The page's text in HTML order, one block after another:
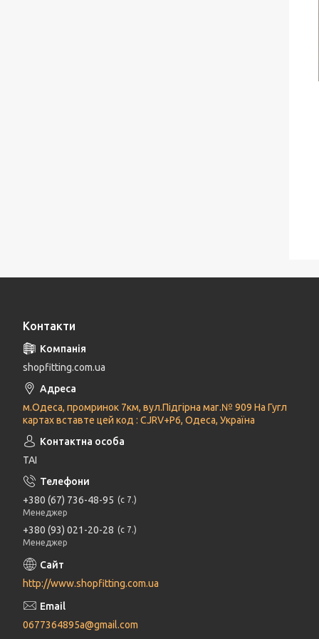
Контакти
shopfitting.com.ua
м.Одеса, промринок 7км, вул.Підгірна маг.№ 909 На Гугл
картах вставте цей код : CJRV+P6, Одеса, Україна
ТАІ
+380 (67) 736-48-95
с 7.
Менеджер
+380 (93) 021-20-28
с 7.
Менеджер
http://www.shopfitting.com.ua
0677364895a@gmail.com